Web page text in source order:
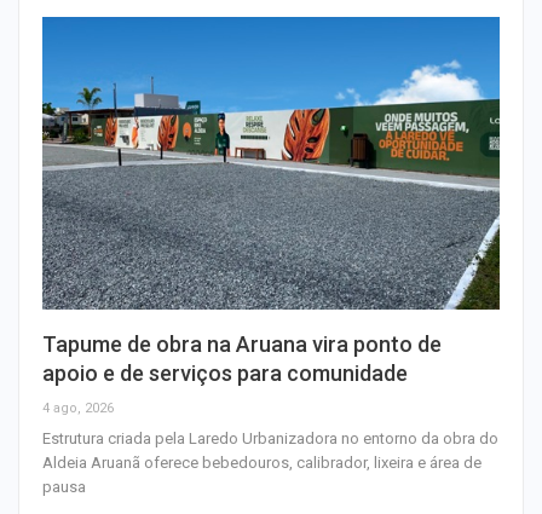
Tapume de obra na Aruana vira ponto de
apoio e de serviços para comunidade
4 ago, 2026
Estrutura criada pela Laredo Urbanizadora no entorno da obra do
Aldeia Aruanã oferece bebedouros, calibrador, lixeira e área de
pausa